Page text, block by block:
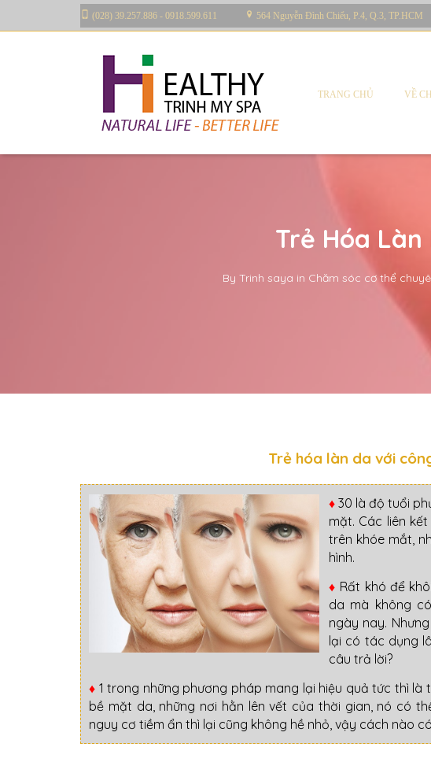
(028) 39.257.886 - 0918.599.611 564 Nguyễn Đình Chiểu, P.4, Q.3, TP.HCM
TRANG CHỦ VỀ
Trẻ Hóa Làn
By Trinh saya in Chăm sóc cơ thể
Trẻ hóa làn da với
♦ 30 là độ tuổi
mặt. Các liên
trên khóe mắt,
hình.
♦ Rất khó để
da mà không
ngày nay.
lại có tác dụng
câu trả lời?
♦ 1 trong những phương pháp mang lại hiệu quả tức thì
bề mặt da, những nơi hằn lên vết của thời gian, nó có
nguy cơ tiềm ẩn thì lại cũng không hề nhỏ, vậy cách nào